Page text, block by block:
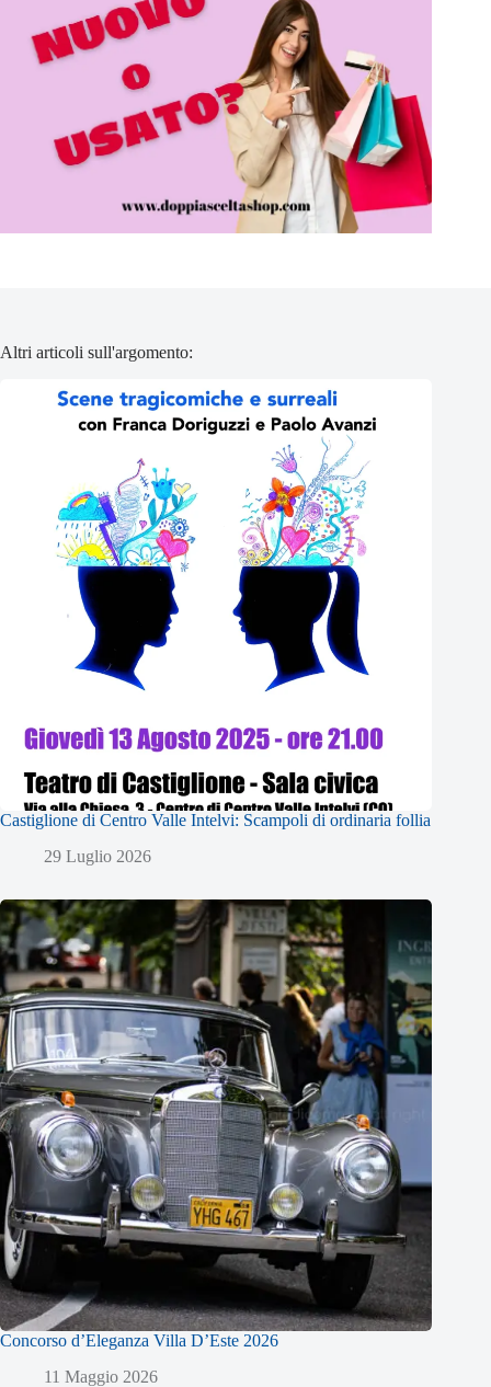
Altri articoli sull'argomento:
Castiglione di Centro Valle Intelvi: Scampoli di ordinaria follia
29 Luglio 2026
Concorso d’Eleganza Villa D’Este 2026
11 Maggio 2026